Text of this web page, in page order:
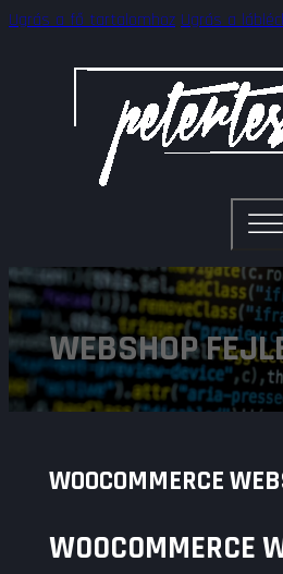
Ugrás a fő tartalomhoz Ugrás a
WEBSHOP
WOOCOMMERCE
WOOCOMMERCE